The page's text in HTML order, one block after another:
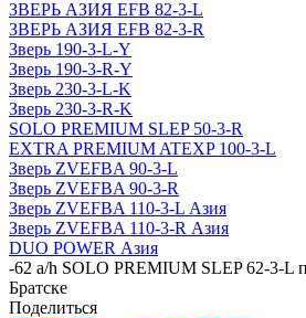
ЗВЕРЬ АЗИЯ EFB 82-3-L
ЗВЕРЬ АЗИЯ EFB 82-3-R
Зверь 190-3-L-Y
Зверь 190-3-R-Y
Зверь 230-3-L-K
Зверь 230-3-R-K
SOLO PREMIUM SLEP 50-3-R
EXTRA PREMIUM ATEXP 100-3-L
Зверь ZVEFBA 90-3-L
Зверь ZVEFBA 90-3-R
Зверь ZVEFBA 110-3-L Азия
Зверь ZVEFBA 110-3-R Азия
DUO POWER Азия
-62 a/h SOLO PREMIUM SLEP 62-3-
Братске
Поделиться